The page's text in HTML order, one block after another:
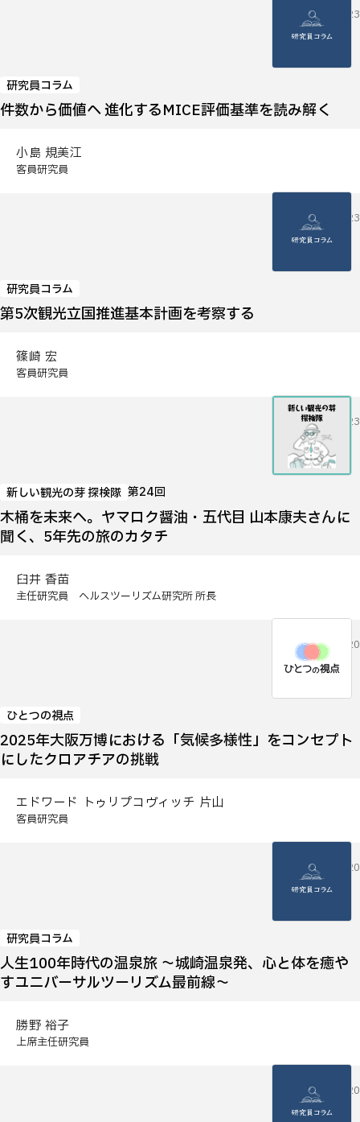
2026.06.23
研究員コラム
件数から価値へ ─進化するMICE評価基準を読み解く
小島 規美江
客員研究員
2026.06.23
研究員コラム
第5次観光立国推進基本計画を考察する
篠崎 宏
客員研究員
2026.06.23
新しい観光の芽 探検隊 第24回
木桶を未来へ。ヤマロク醤油・五代目 山本康夫さんに
聞く、5年先の旅のカタチ
臼井 香苗
主任研究員 ヘルスツーリズム研究所 所長
2026.05.20
ひとつの視点
2025年大阪万博における「気候多様性」をコンセプト
にしたクロアチアの挑戦
エドワード トゥリプコヴィッチ 片山
客員研究員
2026.05.20
研究員コラム
人生100年時代の温泉旅 ～城崎温泉発、心と体を癒や
すユニバーサルツーリズム最前線～
勝野 裕子
上席主任研究員
2026.05.20